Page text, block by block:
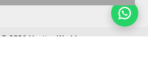
©2026Heating World.